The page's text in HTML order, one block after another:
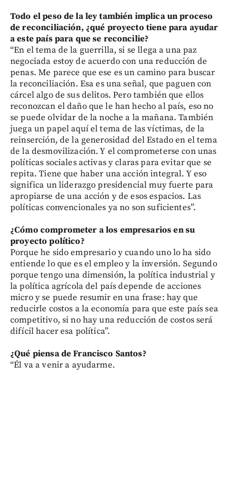
Todo el peso de la ley también implica un proceso
de reconciliación, ¿qué proyecto tiene para ayudar
a este país para que se reconcilie?
“En el tema de la guerrilla, si se llega a una paz
negociada estoy de acuerdo con una reducción de
penas. Me parece que ese es un camino para buscar
la reconciliación. Esa es una señal, que paguen con
cárcel algo de sus delitos. Pero también que ellos
reconozcan el daño que le han hecho al país, eso no
se puede olvidar de la noche a la mañana. También
juega un papel aquí el tema de las víctimas, de la
reinserción, de la generosidad del Estado en el tema
de la desmovilización. Y el comprometerse con unas
políticas sociales activas y claras para evitar que se
repita. Tiene que haber una acción integral. Y eso
significa un liderazgo presidencial muy fuerte para
apropiarse de una acción y de esos espacios. Las
políticas convencionales ya no son suficientes”.
¿Cómo comprometer a los empresarios en su
proyecto político?
Porque he sido empresario y cuando uno lo ha sido
entiende lo que es el empleo y la inversión. Segundo
porque tengo una dimensión, la política industrial y
la política agrícola del país depende de acciones
micro y se puede resumir en una frase: hay que
reducirle costos a la economía para que este país sea
competitivo, si no hay una reducción de costos será
difícil hacer esa política”.
¿Qué piensa de Francisco Santos?
“Él va a venir a ayudarme.